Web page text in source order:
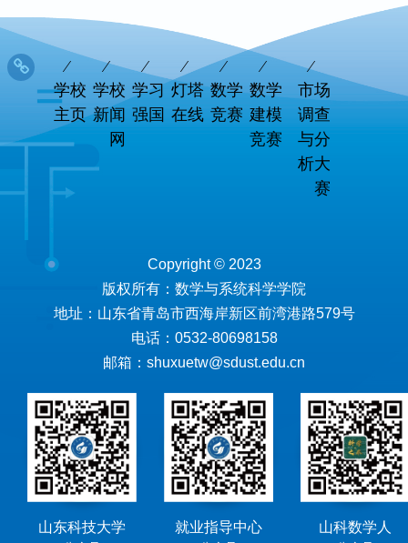
学校
主页
学校
新闻
网
学习
强国
灯塔
在线
数学
竞赛
数学
建模
竞赛
市场
调查
与分
析大
赛
Copyright © 2023
版权所有：数学与系统科学学院
地址：山东省青岛市西海岸新区前湾港路579号
电话：0532-80698158
邮箱：shuxuetw@sdust.edu.cn
山东科技大学 就业指导中心 山科数学人